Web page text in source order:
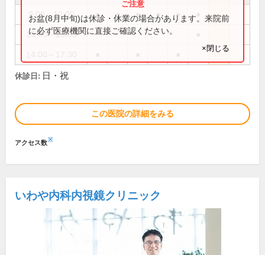
9:00～12:00 ● ● ● ● ●
13:00～16:00
お盆(8月中旬)は休診・休業の場合があります。来院前
に必ず医療機関に直接ご確認ください。
×閉じる
休診日: 日・祝
この医院の詳細をみる
アクセス数※
いわや内科内視鏡クリニック